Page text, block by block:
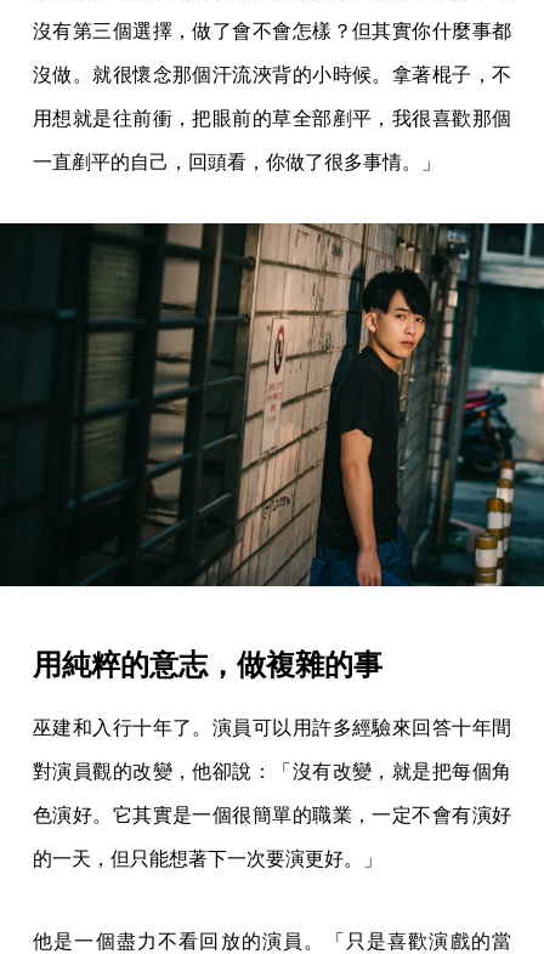
沒有第三個選擇，做了會不會怎樣？但其實你什麼事都
沒做。就很懷念那個汗流浹背的小時候。拿著棍子，不
用想就是往前衝，把眼前的草全部剷平，我很喜歡那個
一直剷平的自己，回頭看，你做了很多事情。」
用純粹的意志，做複雜的事
巫建和入行十年了。演員可以用許多經驗來回答十年間
對演員觀的改變，他卻說：「沒有改變，就是把每個角
色演好。它其實是一個很簡單的職業，一定不會有演好
的一天，但只能想著下一次要演更好。」
他是一個盡力不看回放的演員。「只是喜歡演戲的當